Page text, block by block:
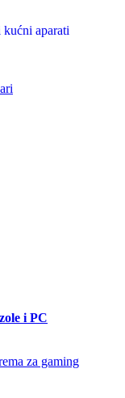
kućni aparati
i PC
za gaming